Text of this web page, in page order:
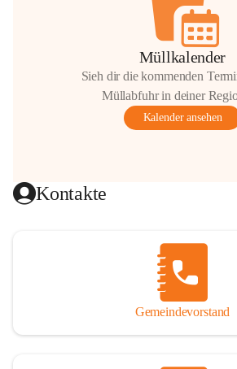
Müllkalender
Sieh dir die kommenden
Müllabfuhr in deiner
Kalender ansehen
Kontakte
Gemeindevorstand